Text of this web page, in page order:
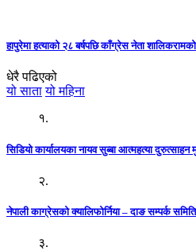
हापुरेमा हत्याको २८ बर्षपछि काँग्रेस नेता
धेरै पढिएको
यो साता यो महिना
१.
सिडियो कार्यालयका नायव सुब्बा आत्महत्या दुरुत्साहन
२.
नेपाली काग्रेसको क्यालिफोर्निया – दाङ सम्पर्क
३.